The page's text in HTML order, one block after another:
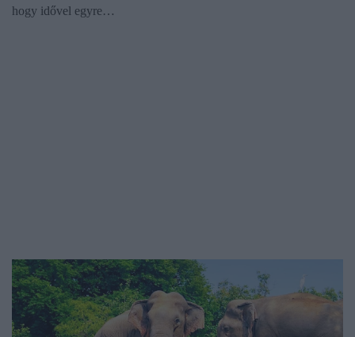
hogy idővel egyre…